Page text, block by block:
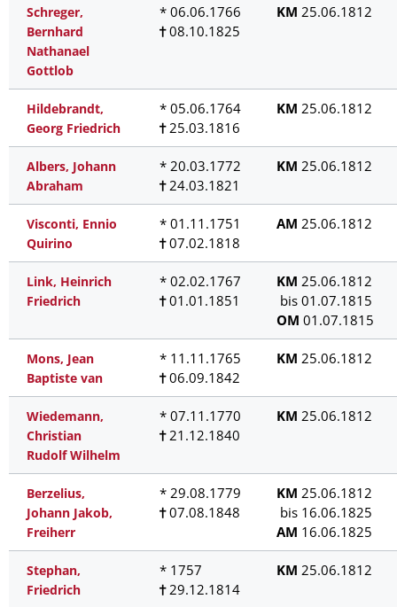
Schreger,
Bernhard
Nathanael
Gottlob
* 06.06.1766
08.10.1825
KM 25.06.1812
Hildebrandt,
Georg Friedrich
* 05.06.1764
25.03.1816
KM 25.06.1812
Albers, Johann
Abraham
* 20.03.1772
24.03.1821
KM 25.06.1812
Visconti, Ennio
Quirino
* 01.11.1751
07.02.1818
AM 25.06.1812
Link, Heinrich
Friedrich
* 02.02.1767
01.01.1851
KM 25.06.1812
bis 01.07.1815
OM 01.07.1815
Mons, Jean
Baptiste van
* 11.11.1765
06.09.1842
KM 25.06.1812
Wiedemann,
Christian
Rudolf Wilhelm
* 07.11.1770
21.12.1840
KM 25.06.1812
Berzelius,
Johann Jakob,
Freiherr
* 29.08.1779
07.08.1848
KM 25.06.1812
bis 16.06.1825
AM 16.06.1825
Stephan,
Friedrich
* 1757
29.12.1814
KM 25.06.1812